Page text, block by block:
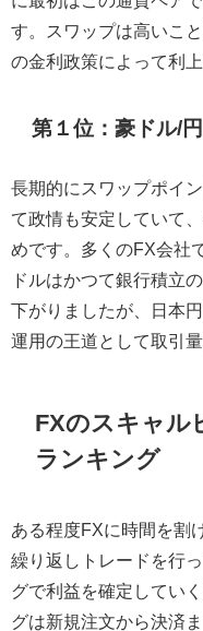
す。スワップは高いこ
の金利政策によって利
第１位：豪ドル/
長期的にスワップポイ
て政情も安定していて
めです。多くのFX会社
ドルはかつて銀行積立
下がりましたが、日本
運用の王道として取引
FXのスキャル
ランキング
ある程度FXに時間を割
繰り返しトレードを行
グで利益を確定してい
グは新規注文から決済